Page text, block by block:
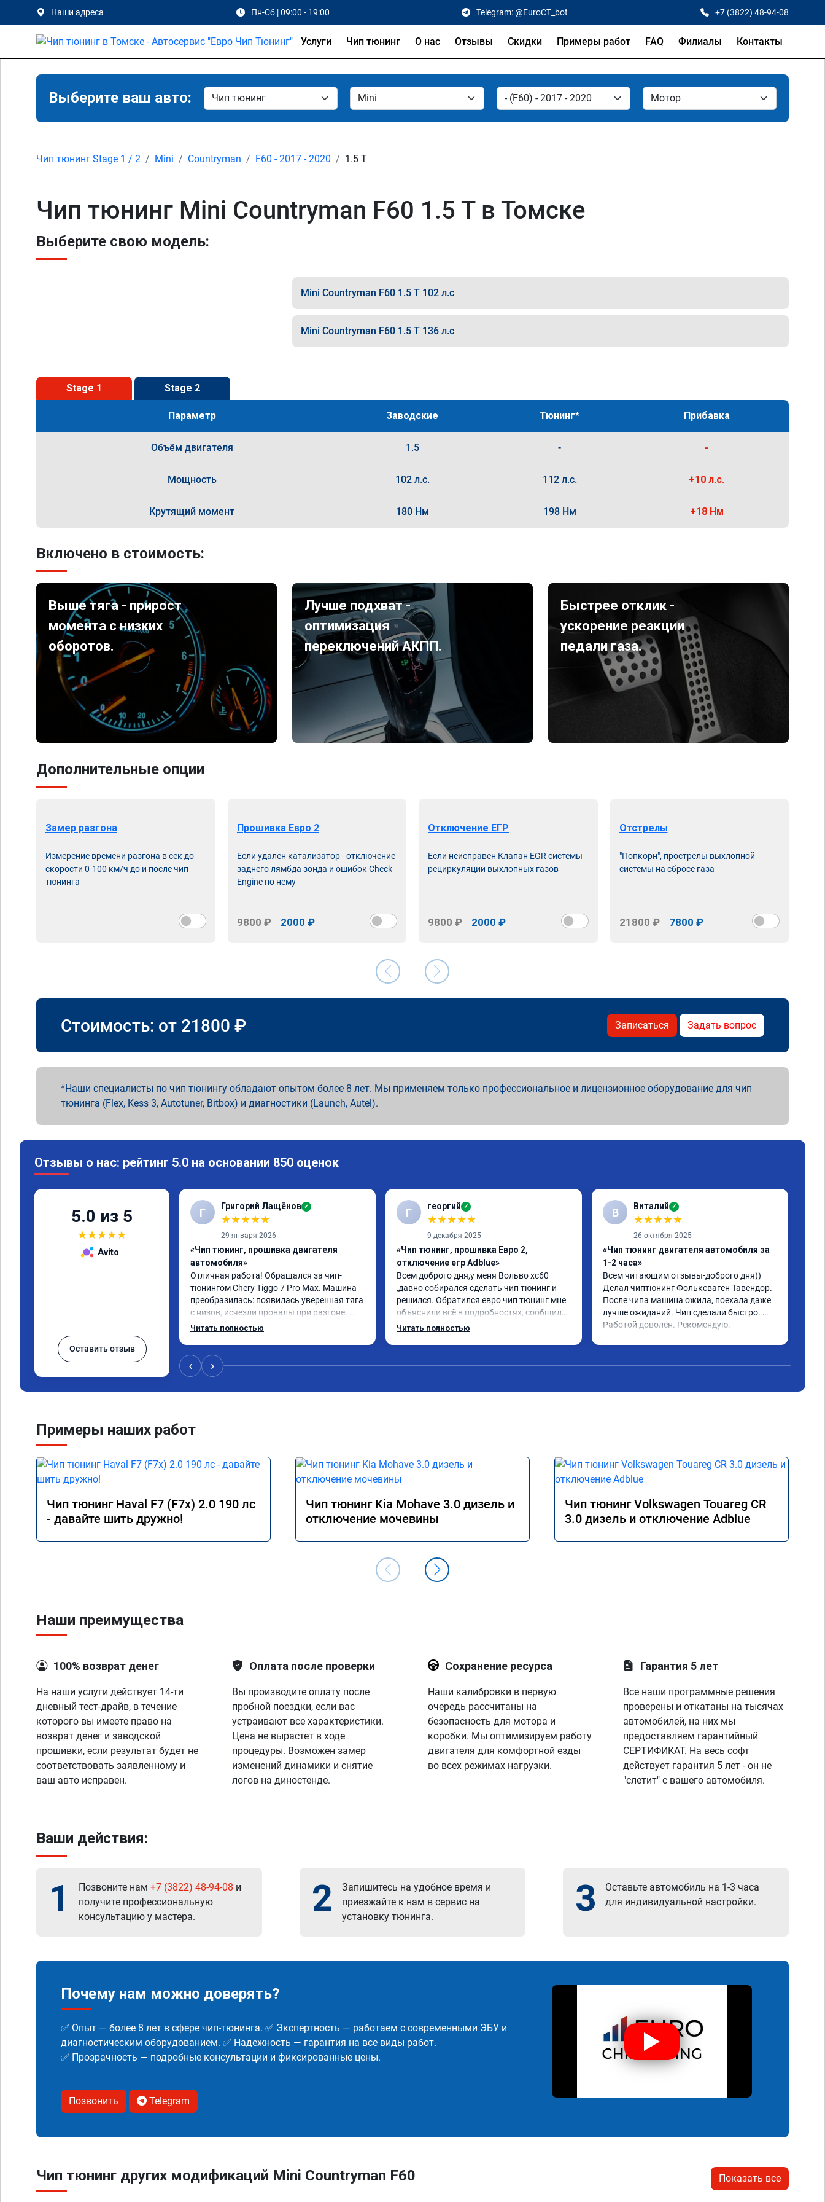
Наши адреса Пн-Сб | 09:00 - 19:00 Telegram: @EuroCT_bot +7 (3822) 48-94-08
Услуги Чип тюнинг О нас Отзывы Скидки Примеры работ FAQ Филиалы Контакты
Выберите ваш авто:
Чип тюнинг Stage 1 / 2 Mini Countryman F60 - 2017 - 2020 1.5 T
Чип тюнинг Mini Countryman F60 1.5 T в Томске
Выберите свою модель:
Mini Countryman F60 1.5 T 102 л.с
Mini Countryman F60 1.5 T 136 л.с
Stage 1 Stage 2
Параметр Заводские Тюнинг* Прибавка
Объём двигателя 1.5 - -
Мощность 102 л.с. 112 л.с. +10 л.с.
Крутящий момент 180 Нм 198 Нм +18 Нм
Включено в стоимость:
Выше тяга - прирост
момента с низких
оборотов.
Лучше подхват -
оптимизация
переключений АКПП.
Быстрее отклик -
ускорение реакции
педали газа.
Дополнительные опции
Замер разгона
Измерение времени разгона в сек до
скорости 0-100 км/ч до и после чип
тюнинга
Прошивка Евро 2
Если удален катализатор - отключение
заднего лямбда зонда и ошибок Check
Engine по нему
9800 ₽ 2000 ₽
Отключение ЕГР
Если неисправен Клапан EGR системы
рециркуляции выхлопных газов
9800 ₽ 2000 ₽
Отстрелы
"Попкорн", прострелы выхлопной
системы на сбросе газа
21800 ₽ 7800 ₽
Стоимость: от 21800 ₽ Записаться Задать вопрос
Наши специалисты по чип тюнингу обладают опытом более 8 лет. Мы применяем только профессиональное и лицензионное оборудование для чип
тюнинга (Flex, Kess 3, Autotuner, Bitbox) и диагностики (Launch, Autel).
Отзывы о нас: рейтинг 5.0 на основании 850 оценок
5.0 из 5
★★★★★
Avito
Оставить отзыв
Г Григорий Лащёнов ✓
★★★★★
29 января 2026
«Чип тюнинг, прошивка двигателя
автомобиля»
Отличная работа! Обращался за чип-
тюнингом Chery Tiggo 7 Pro Max. Машина
преобразилась: появилась уверенная тяга
с низов, исчезли провалы при разгоне.
Расход в спокойном режиме даже немного
всем, кто сомневается.
Читать полностью
Г георгий ✓
★★★★★
9 декабря 2025
«Чип тюнинг, прошивка Евро 2,
отключение егр Adblue»
Всем доброго дня,у меня Вольво xc60
,давно собирался сделать чип тюнинг и
решился. Обратился евро чип тюнинг мне
объяснили всё в подробностях, сообщили
сумму записали. Приехал в назначенное
Читать полностью
В Виталий ✓
★★★★★
26 октября 2025
«Чип тюнинг двигателя автомобиля за
1-2 часа»
Всем читающим отзывы-доброго дня))
Делал чиптюнинг Фольксваген Тавендор.
После чипа машина ожила, поехала даже
лучше ожиданий. Чип сделали быстро.
Работой доволен. Рекомендую.
‹ ›
Примеры наших работ
Чип тюнинг Haval F7 (F7x) 2.0 190 лс
- давайте шить дружно!
Чип тюнинг Kia Mohave 3.0 дизель и
отключение мочевины
Чип тюнинг Volkswagen Touareg CR
3.0 дизель и отключение Adblue
Наши преимущества
100% возврат денег
На наши услуги действует 14-ти
дневный тест-драйв, в течение
которого вы имеете право на
возврат денег и заводской
прошивки, если результат будет не
соответствовать заявленному и
ваш авто исправен.
Оплата после проверки
Вы производите оплату после
пробной поездки, если вас
устраивают все характеристики.
Цена не вырастет в ходе
процедуры. Возможен замер
изменений динамики и снятие
логов на диностенде.
Сохранение ресурса
Наши калибровки в первую
очередь рассчитаны на
безопасность для мотора и
коробки. Мы оптимизируем работу
двигателя для комфортной езды
во всех режимах нагрузки.
Гарантия 5 лет
Все наши программные решения
проверены и откатаны на тысячах
автомобилей, на них мы
предоставляем гарантийный
СЕРТИФИКАТ. На весь софт
действует гарантия 5 лет - он не
"слетит" с вашего автомобиля.
Ваши действия:
1 Позвоните нам +7 (3822) 48-94-08 и
получите профессиональную
консультацию у мастера.
2
Запишитесь на удобное время и
приезжайте к нам в сервис на
установку тюнинга.
3
Оставьте автомобиль на 1-3 часа
для индивидуальной настройки.
Почему нам можно доверять?
✅ Опыт — более 8 лет в сфере чип-тюнинга. ✅ Экспертность — работаем с современными ЭБУ и
диагностическим оборудованием. ✅ Надежность — гарантия на все виды работ.
✅ Прозрачность — подробные консультации и фиксированные цены.
Позвонить Telegram
Чип тюнинг других модификаций Mini Countryman F60 Показать все